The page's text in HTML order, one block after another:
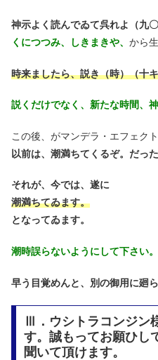
神示よく読んでゐて呉れよ（九
くにつつみ、しきまきや、 から
時来ましたら、説き（時）（十
説くだけでなく、新たな時間、
この後、がマンデラ・エフェクト
以前は、潮満ちてくるぞ。だっ
それが、今では、遂に
潮満ちてゐます。
となってゐます。
潮時誤らないようにして下さい。
早う目覚めんと、別の御用に廻
Ⅲ．ウシトラコンジン
す。誠もってお願ひし
聞いて頂けます。